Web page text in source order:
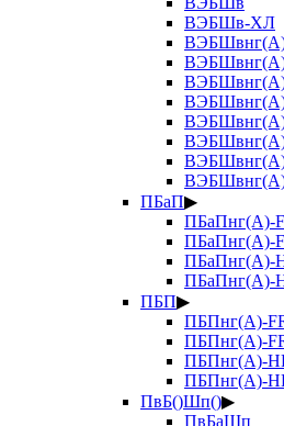
ВЭБШв-ХЛ
ПБаП▶
ПБаПнг(А)-
ПБаПнг(А)-
ПБаПнг(А)-
ПБаПнг(А)-
ПБП▶
ПБПнг(А)-
ПБПнг(А)-
ПБПнг(А)-
ПБПнг(А)-
ПвБ()Шп()▶
ПвБаШп